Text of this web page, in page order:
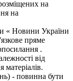
на
на
« Новини України
пряме
.
від
матеріалів.
- повинна бути